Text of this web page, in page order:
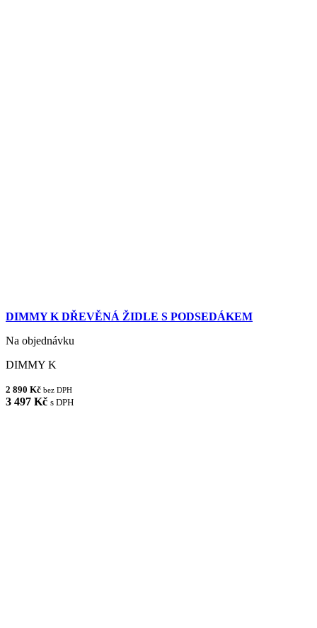
DIMMY K DŘEVĚNÁ ŽIDLE S PODSEDÁKEM
Na objednávku
DIMMY K
2 890 Kč bez DPH
3 497 Kč s DPH